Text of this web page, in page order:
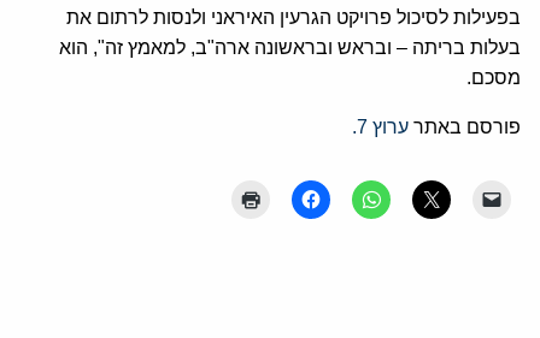
בפעילות לסיכול פרויקט הגרעין האיראני ולנסות לרתום את
בעלות בריתה – ובראש ובראשונה ארה"ב, למאמץ זה", הוא
מסכם.
פורסם באתר ערוץ 7.